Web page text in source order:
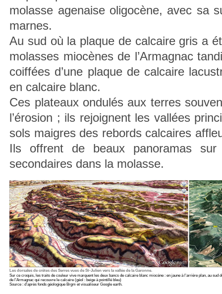
molasse agenaise oligocène, avec sa
marnes.
Au sud où la plaque de calcaire gris a
molasses miocènes de l’Armagnac
coiffées d’une plaque de calcaire
en calcaire blanc.
Ces plateaux ondulés aux terres
l’érosion ; ils rejoignent les vallées
sols maigres des rebords calcaires
Ils offrent de beaux panoramas
secondaires dans la molasse.
Les dorsales de crêtes des Serres vues de St-Julien vers la vallée de la Garonne.
Sur ce croquis, les traits de couleur vive marquent les deux bancs de calcaire blanc miocène : en jaune à l’arrière plan, au
de l’Armagnac qui recouvre le calcaire (géol : beige à pointillé bleu)
Source : d’après fonds géologique Brgm et visualiseur Google earth.